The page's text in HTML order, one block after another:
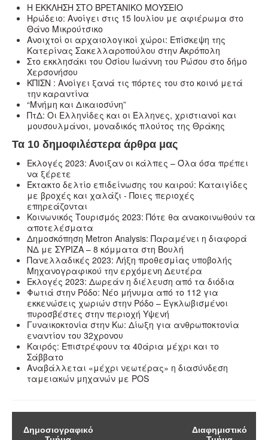
Η ΕΚΚΛΗΣΗ ΣΤΟ ΒΡΕΤΑΝΙΚΟ ΜΟΥΣΕΙΟ
Ηρώδειο: Ανοίγει στις 15 Ιουλίου με αφιέρωμα στο
Θάνο Μικρούτσικο
Ανοιχτοί οι αρχαιολογικοί χώροι: Επίσκεψη της
Κατερίνας Σακελλαροπούλου στην Ακρόπολη
Στο εκκλησάκι του Οσίου Ιωάννη του Ρώσου στο δήμο
Χερσονήσου
ΚΠΙΣΝ : Ανοίγει ξανά τις πόρτες του στο κοινό μετά
την καραντίνα
“Μνήμη και Δικαιοσύνη”
ΠτΔ: Οι Ελληνίδες και οι Έλληνες, χριστιανοί και
μουσουλμάνοι, μοναδικός πλούτος της Θράκης
Τα 10 δημοφιλέστερα άρθρα μας
Εκλογές 2023: Άνοιξαν οι κάλπες – Όλα όσα πρέπει
να ξέρετε
Έκτακτο δελτίο επιδείνωσης του καιρού: Καταιγίδες
με βροχές και χαλάζι - Ποιες περιοχές
επηρεάζονται
Κοινωνικός Τουρισμός 2023: Πότε θα ανακοινωθούν τα
αποτελέσματα
Δημοσκόπηση Metron Analysis: Παραμένει η διαφορά
ΝΔ με ΣΥΡΙΖΑ – 8 κόμματα στη Βουλή
Πανελλαδικές 2023: Λήξη προθεσμίας υποβολής
Μηχανογραφικού την ερχόμενη Δευτέρα
Εκλογές 2023: Δωρεάν η διέλευση από τα διόδια
Φωτιά στην Ρόδο: Νέο μήνυμα από το 112 για
εκκενώσεις χωριών στην Ρόδο – Εγκλωβισμένοι
πυροσβέστες στην περιοχή Υψενή
Γυναικοκτονία στην Κω: Δίωξη για ανθρωποκτονία
εναντίον του 32χρονου
Καιρός: Επιστρέφουν τα 40άρια μέχρι και το
Σάββατο
Αναβάλλεται «μέχρι νεωτέρας» η διασύνδεση
ταμειακών μηχανών με POS
Δημοσιογραφικό
Διαφημιστικό